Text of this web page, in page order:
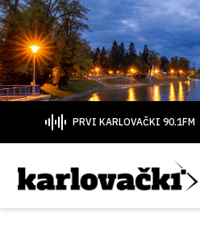
PRVI KARLOVAČKI 90.1FM